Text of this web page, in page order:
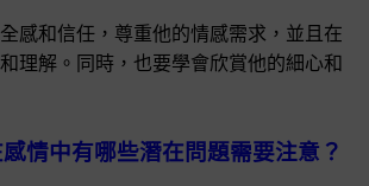
感和信任，尊重他的情感需求，並且在
理解。同時，也要學會欣賞他的細心和
情中有哪些潛在問題需要注意？